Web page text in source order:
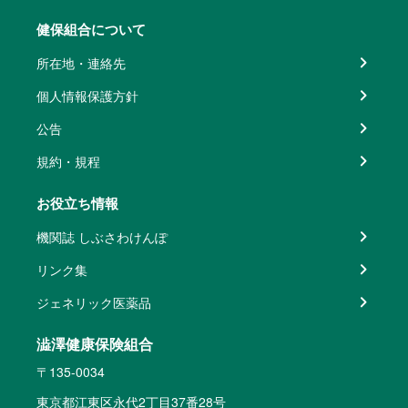
健保組合について
所在地・連絡先
個人情報保護方針
公告
規約・規程
お役立ち情報
機関誌 しぶさわけんぽ
リンク集
ジェネリック医薬品
澁澤健康保険組合
〒135-0034
東京都江東区永代2丁目37番28号